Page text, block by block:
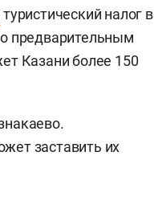
туристический налог в
предварительным
Казани более 150
заставить их